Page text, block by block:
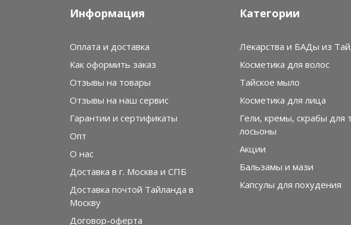
Информация
Оплата и доставка
Как оформить заказ
Отзывы на товары
Отзывы на наш сервис
Гарантии и сертификаты
Опт
О нас
Доставка в г. Москва и СПБ
Доставка почтой Тайланда в
Москву
Договор-оферта
Категории
Лекарства и БАДы из
Косметика для волос
Тайское мыло
Косметика для лица
Гели, кремы, скрабы для
лосьоны
Акции
Бальзамы и мази
Капсулы для похудения